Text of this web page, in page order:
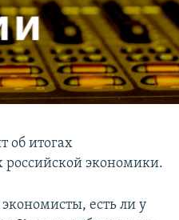
об итогах
российской экономики.
есть ли у